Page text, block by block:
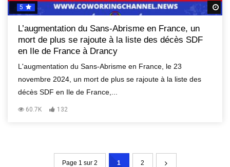
5
L’augmentation du Sans-Abrisme en France, un
mort de plus se rajoute à la liste des décès SDF
en Ile de France à Drancy
L'augmentation du Sans-Abrisme en France, le 23
novembre 2024, un mort de plus se rajoute à la liste des
décès SDF en Ile de France,...
60.7K 132
Page 1 sur 2 1 2